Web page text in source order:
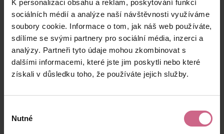
K personalizaci obsahu a reklam, poskytování funkcí
sociálních médií a analýze naší návštěvnosti využíváme
soubory cookie. Informace o tom, jak náš web používáte,
sdílíme se svými partnery pro sociální média, inzerci a
analýzy. Partneři tyto údaje mohou zkombinovat s
dalšími informacemi, které jste jim poskytli nebo které
získali v důsledku toho, že používáte jejich služby.
souhlasu
Nutné
J****
F****
2. 8. 2024
20:32:50
W****
5 000 Kč
2. 8. 2024
19:50:11
16 250 Kč
S****
M****
2 000 Kč
2. 8. 2024
19:48:51
6 500 Kč
keyboard_arrow_left keyboard_arrow_right